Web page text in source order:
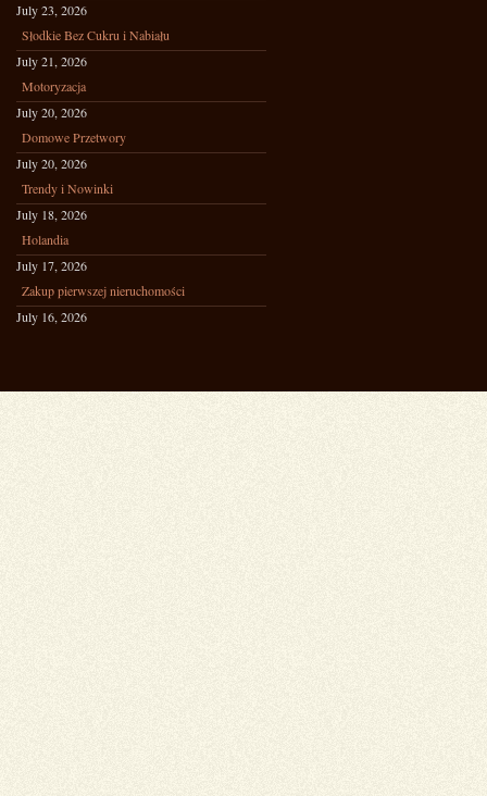
July 23, 2026
Słodkie Bez Cukru i Nabiału
July 21, 2026
Motoryzacja
July 20, 2026
Domowe Przetwory
July 20, 2026
Trendy i Nowinki
July 18, 2026
Holandia
July 17, 2026
Zakup pierwszej nieruchomości
July 16, 2026